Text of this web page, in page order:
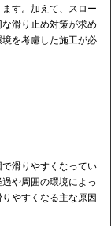
す。加えて、スロー
滑り止め対策が求め
を考慮した施工が必
滑りやすくなってい
や周囲の環境によっ
やすくなる主な原因